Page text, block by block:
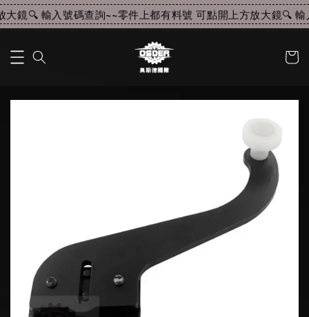
鏡🔍 輸入號碼查詢~~零件上都有料號 可點開上方放大鏡🔍 輸